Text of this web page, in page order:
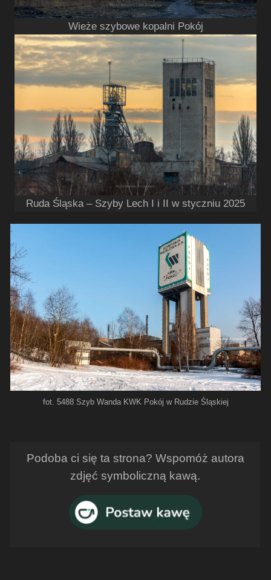
Wieże szybowe kopalni Pokój
Ruda Śląska – Szyby Lech I i II w styczniu 2025
fot. 5488 Szyb Wanda KWK Pokój w Rudzie Śląskiej
Podoba ci się ta strona? Wspomóż autora
zdjęć symboliczną kawą.